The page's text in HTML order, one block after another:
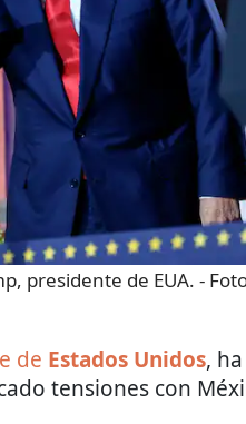
presidente de EUA. -
de Estados Unidos,
tensiones con